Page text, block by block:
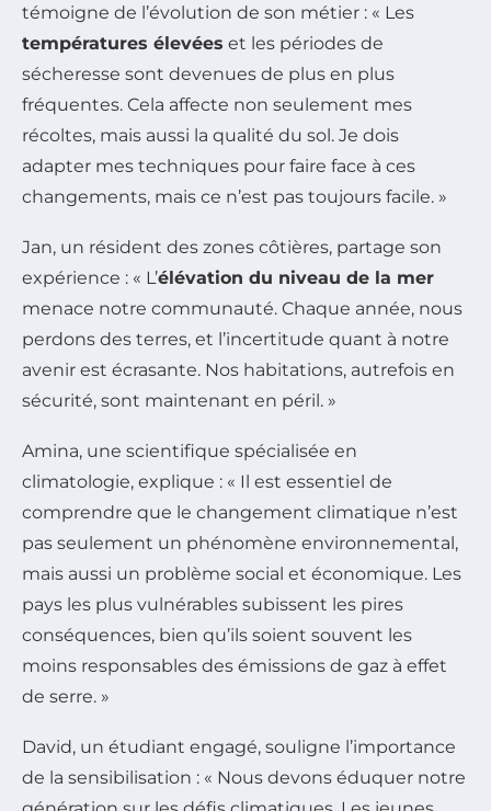
témoigne de l’évolution de son métier : « Les
températures élevées et les périodes de
sécheresse sont devenues de plus en plus
fréquentes. Cela affecte non seulement mes
récoltes, mais aussi la qualité du sol. Je dois
adapter mes techniques pour faire face à ces
changements, mais ce n’est pas toujours facile. »
Jan, un résident des zones côtières, partage son
expérience : « L’élévation du niveau de la mer
menace notre communauté. Chaque année, nous
perdons des terres, et l’incertitude quant à notre
avenir est écrasante. Nos habitations, autrefois en
sécurité, sont maintenant en péril. »
Amina, une scientifique spécialisée en
climatologie, explique : « Il est essentiel de
comprendre que le changement climatique n’est
pas seulement un phénomène environnemental,
mais aussi un problème social et économique. Les
pays les plus vulnérables subissent les pires
conséquences, bien qu’ils soient souvent les
moins responsables des émissions de gaz à effet
de serre. »
David, un étudiant engagé, souligne l’importance
de la sensibilisation : « Nous devons éduquer notre